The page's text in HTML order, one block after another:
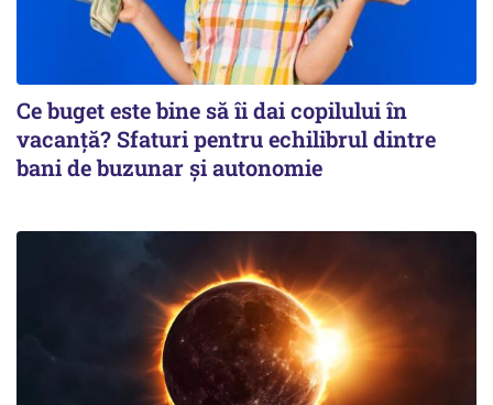
Ce buget este bine să îi dai copilului în
vacanță? Sfaturi pentru echilibrul dintre
bani de buzunar și autonomie